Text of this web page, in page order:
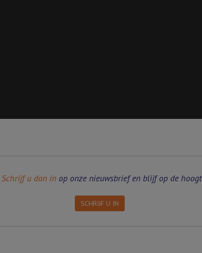
Schrijf u dan inop onze nieuwsbrief en blijf op de
SCHRIJF U IN